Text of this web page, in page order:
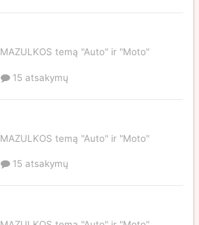
MAZULKOS temą "Auto" ir "Moto"
15 atsakymų
MAZULKOS temą "Auto" ir "Moto"
15 atsakymų